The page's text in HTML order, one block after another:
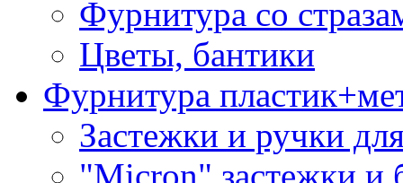
Фурнитура со
Цветы, бантики
Фурнитура
Застежки и ручки
"Micron" застежки и